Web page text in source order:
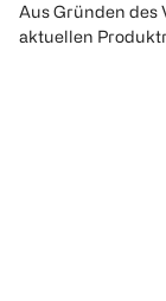
Aus Gründen des
aktuellen